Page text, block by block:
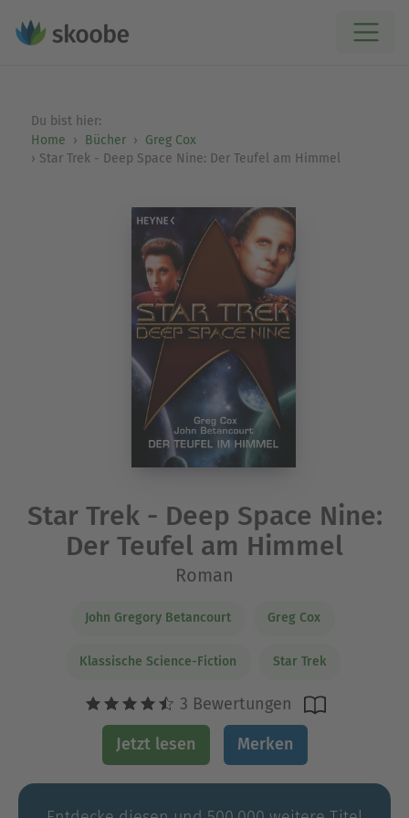
Du bist hier:
Home
Bücher
Greg Cox
Star Trek - Deep Space Nine: Der Teufel am Himmel
Star Trek - Deep Space Nine:
Der Teufel am Himmel
Roman
John Gregory Betancourt Greg Cox
Klassische Science-Fiction Star Trek
3 Bewertungen
Jetzt lesen Merken